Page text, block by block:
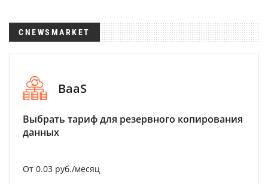
CNEWSMARKET
BaaS
Выбрать тариф для резервного копирования
данных
От 0.03 руб./месяц